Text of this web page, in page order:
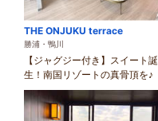
THE ONJUKU terrace
勝浦・鴨川
【ジャグジー付き】スイート誕
生！南国リゾートの真骨頂を♪